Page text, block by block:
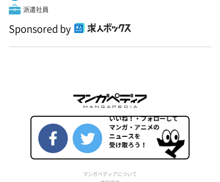
派遣社員
Sponsored by
マンガペディアについて